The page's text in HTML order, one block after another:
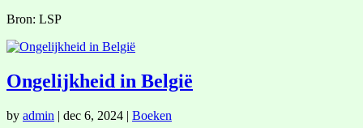
Bron: LSP
Ongelijkheid in België
by admin | dec 6, 2024 | Boeken